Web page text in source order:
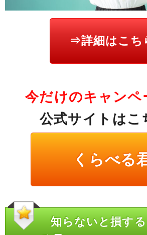
⇒詳細はこち
今だけのキャンペ
公式サイトはこ
くらべる
知らないと損す